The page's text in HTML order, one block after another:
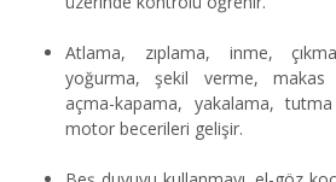
Atlama, zıplama, inme,
yoğurma, şekil verme, makas
açma-kapama, yakalama,
motor becerileri gelişir.